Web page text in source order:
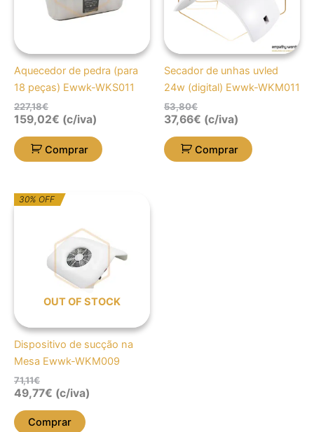
Aquecedor de pedra (para
18 peças) Ewwk-WKS011
227,18€
159,02€ (c/iva)
Comprar
Secador de unhas uvled
24w (digital) Ewwk-WKM011
53,80€
37,66€ (c/iva)
Comprar
30% OFF
OUT OF STOCK
Dispositivo de sucção na
Mesa Ewwk-WKM009
71,11€
O
preço
71,11€.
O
preço
49,77€.
49,77€ (c/iva)
Comprar